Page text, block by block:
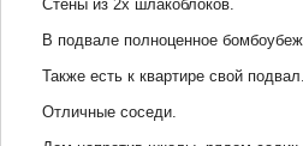
Стены из 2х шлакоблоков.
В подвале полноценное
Также есть к квартире свой подвал.
Отличные соседи.